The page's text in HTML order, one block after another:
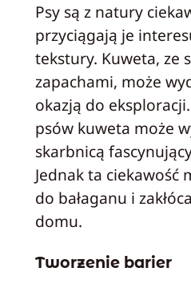
Psy są z natury
przyciągają je
tekstury. Kuweta, ze
zapachami, może
okazją do
psów kuweta może
skarbnicą
Jednak ta ciekawość
do bałaganu i
domu.
Tworzenie barier